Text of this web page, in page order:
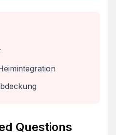
Questions